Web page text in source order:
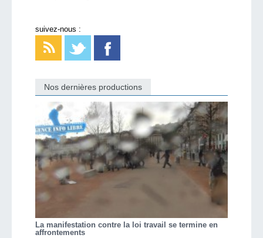
suivez-nous :
Nos dernières productions
La manifestation contre la loi travail se termine en
affrontements